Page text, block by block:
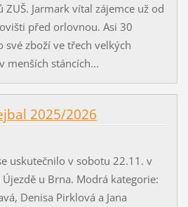
Jarmark vítal zájemce už od
před orlovnou. Asi 30
své zboží ve třech velkých
menších stáncích...
2025/2026
uskutečnilo v sobotu 22.11. v
u Brna. Modrá kategorie:
Denisa Pirklová a Jana